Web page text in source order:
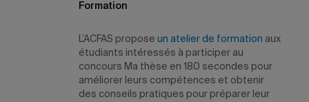
Formation
L’ACFAS propose un atelier de formation aux
étudiants intéressés à participer au
concours Ma thèse en 180 secondes pour
améliorer leurs compétences et obtenir
des conseils pratiques pour préparer leur